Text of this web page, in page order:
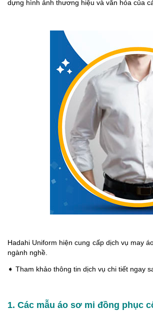
KHÔNG CẦN CHỜ LÂU, ĐỒNG PHỤC MAY
SẴN VẪN ĐẸP VÀ CHUYÊN NGHIỆP
Các mẫu áo đồng phục may sẵn đang nhận
được nhiều sự quan tâm của người làm
doanh nghiệp trong [...]
ĐỔI
Cung
dựng hình ảnh thương hiệu và văn hóa của
Hadahi Uniform hiện cung cấp dịch vụ may
ngành nghề.
➧ Tham khảo thông tin dịch vụ chi tiết ngay
1. Các mẫu áo sơ mi đồng phục